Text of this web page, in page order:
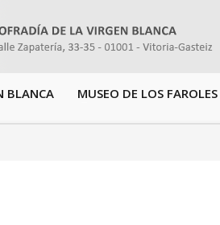
BLANCA MUSEO DE LOS FAROLES